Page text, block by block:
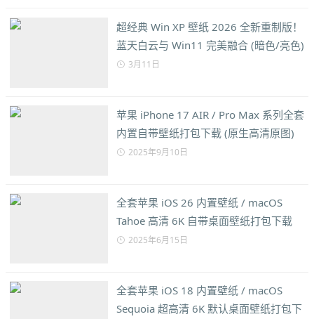
超经典 Win XP 壁纸 2026 全新重制版！
蓝天白云与 Win11 完美融合 (暗色/亮色)
3月11日
苹果 iPhone 17 AIR / Pro Max 系列全套
内置自带壁纸打包下载 (原生高清原图)
2025年9月10日
全套苹果 iOS 26 内置壁纸 / macOS
Tahoe 高清 6K 自带桌面壁纸打包下载
2025年6月15日
全套苹果 iOS 18 内置壁纸 / macOS
Sequoia 超高清 6K 默认桌面壁纸打包下